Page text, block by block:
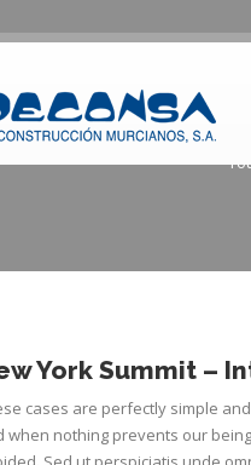
Summit
York Summit –
cases are perfectly simple
when nothing prevents our